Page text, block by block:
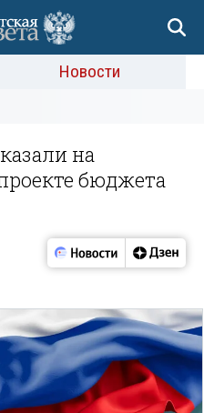
Новости
на
бюджета